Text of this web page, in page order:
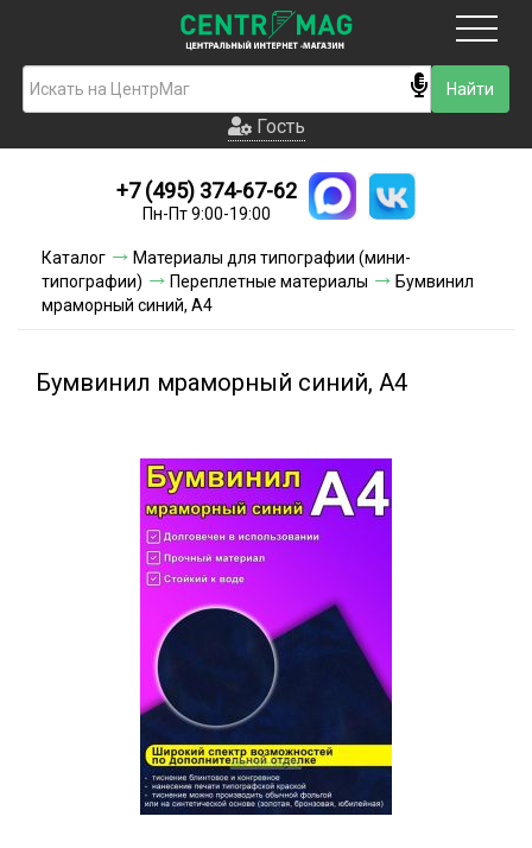
Гость
Новинки
Условия доставки
Условия оплаты
Гость
+7 (495) 374-67-62
Пн-Пт 9:00-19:00
Каталог
Материалы для типографии (мини-
типографии)
Переплетные материалы
Бумвинил
мраморный синий, А4
Бумвинил мраморный синий, А4